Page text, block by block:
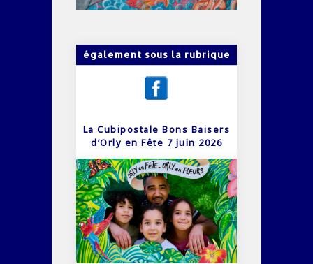
également sous la rubrique
La Cubipostale Bons Baisers
d’Orly en Fête 7 juin 2026